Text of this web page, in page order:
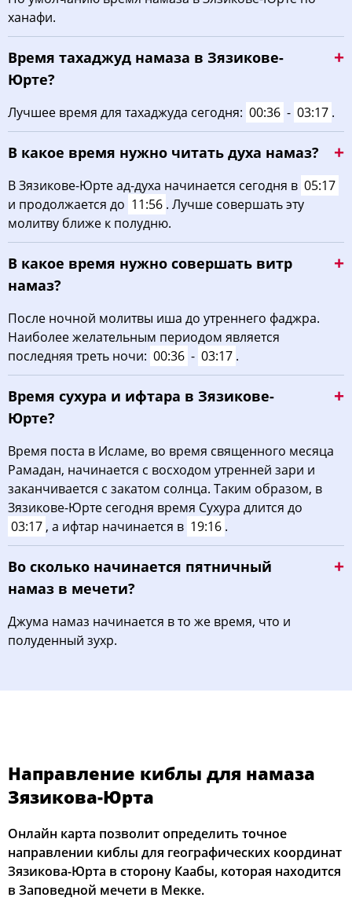
22, Сб
23, Вс 03:42 05:15 12:04 15:51 18:52 20:18
18:50 20:16
25, Вт 03:45 05:17 12:03 15:50 18:49 20:14
27, Чт 03:48 05:19 12:02 15:48 18:45
28, Пт 03:49 05:20 12:02 15:47 18:44 20:08
03:51 05:21 15:46 18:42
03:52 05:22 12:02 15:45 18:40 20:04
03:54 05:23 12:01 15:44 18:38
ханафи.
Время тахаджуд намаза в Зязикове-
Юрте?
Лучшее время для тахаджуда сегодня: 00:36 - 03:17 .
В какое время нужно читать духа намаз?
В Зязикове-Юрте ад-духа начинается сегодня в 05:17
и продолжается до 11:56 . Лучше совершать эту
молитву ближе к полудню.
В какое время нужно совершать витр
намаз?
После ночной молитвы иша до утреннего фаджра.
Наиболее желательным периодом является
последняя треть ночи: 00:36 - 03:17 .
Время сухура и ифтара в Зязикове-
Юрте?
Время поста в Исламе, во время священного месяца
Рамадан, начинается с восходом утренней зари и
заканчивается с закатом солнца. Таким образом, в
Зязикове-Юрте сегодня время Сухура длится до
03:17 , а ифтар начинается в 19:16 .
Во сколько начинается пятничный
намаз в мечети?
Джума намаз начинается в то же время, что и
полуденный зухр.
Направление киблы для намаза
Зязикова-Юрта
Онлайн карта позволит определить точное
направлении киблы для географических координат
Зязикова-Юрта в сторону Каабы, которая находится
в Заповедной мечети в Мекке.